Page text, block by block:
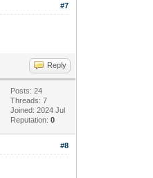
#7
Reply
Posts: 24
Threads: 7
Joined: 2024 Jul
Reputation:0
#8